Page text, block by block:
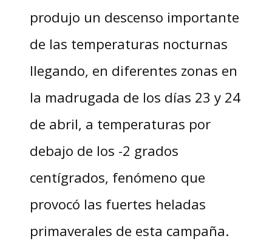
produjo un descenso importante
de las temperaturas nocturnas
llegando, en diferentes zonas en
la madrugada de los días 23 y 24
de abril, a temperaturas por
debajo de los -2 grados
centígrados, fenómeno que
provocó las fuertes heladas
primaverales de esta campaña.